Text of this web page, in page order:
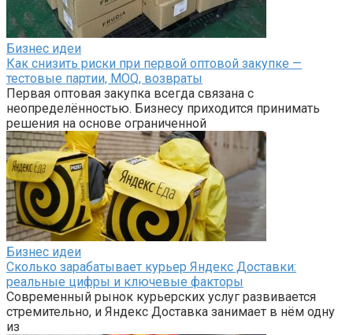
Бизнес идеи
Как снизить риски при первой оптовой закупке —
тестовые партии, MOQ, возвраты
Первая оптовая закупка всегда связана с
неопределённостью. Бизнесу приходится принимать
решения на основе ограниченной
Бизнес идеи
Сколько зарабатывает курьер Яндекс Доставки:
реальные цифры и ключевые факторы
Современный рынок курьерских услуг развивается
стремительно, и Яндекс Доставка занимает в нём одну
из